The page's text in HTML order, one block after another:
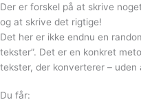
Der er forskel på at skrive noget
og at skrive det rigtige!
Det her er ikke endnu en
tekster”. Det er en konkret
tekster, der konverterer – uden
Du får: